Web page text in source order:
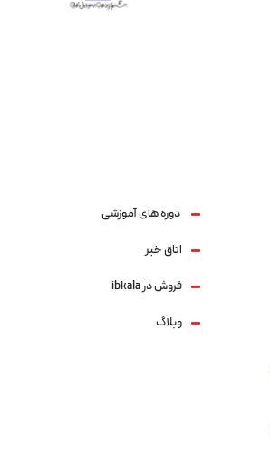
دوره های آموزشی
اتاق خبر
فروش در ibkala
وبلاگ